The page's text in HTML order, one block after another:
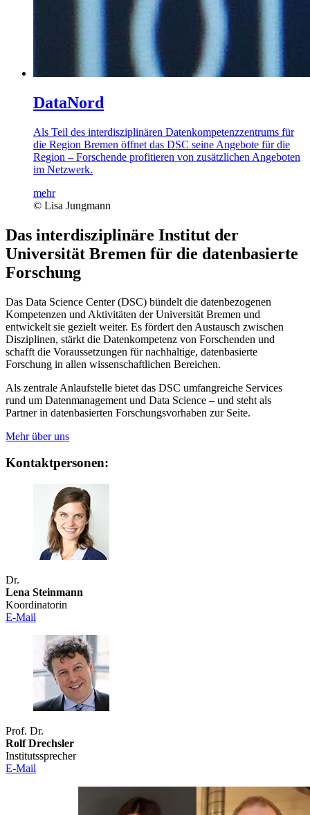
DataNord
Als Teil des interdisziplinären Datenkompetenzzentrums für
die Region Bremen öffnet das DSC seine Angebote für die
Region – Forschende profitieren von zusätzlichen Angeboten
im Netzwerk.
mehr
© Lisa Jungmann
Das interdisziplinäre Institut der
Universität Bremen für die datenbasierte
Forschung
Das Data Science Center (DSC) bündelt die datenbezogenen
Kompetenzen und Aktivitäten der Universität Bremen und
entwickelt sie gezielt weiter. Es fördert den Austausch zwischen
Disziplinen, stärkt die Datenkompetenz von Forschenden und
schafft die Voraussetzungen für nachhaltige, datenbasierte
Forschung in allen wissenschaftlichen Bereichen.
Als zentrale Anlaufstelle bietet das DSC umfangreiche Services
rund um Datenmanagement und Data Science – und steht als
Partner in datenbasierten Forschungsvorhaben zur Seite.
Mehr über uns
Kontaktpersonen:
Dr.
Lena Steinmann
Koordinatorin
E-Mail
Prof. Dr.
Rolf Drechsler
Institutssprecher
E-Mail